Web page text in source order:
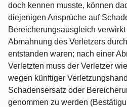
doch kennen musste, können
diejenigen Ansprüche auf
Bereicherungsausgleich
Abmahnung des Verletzers
entstanden waren; nach einer
Verletzten muss der Verletzer
wegen künftiger
Schadensersatz oder
genommen zu werden